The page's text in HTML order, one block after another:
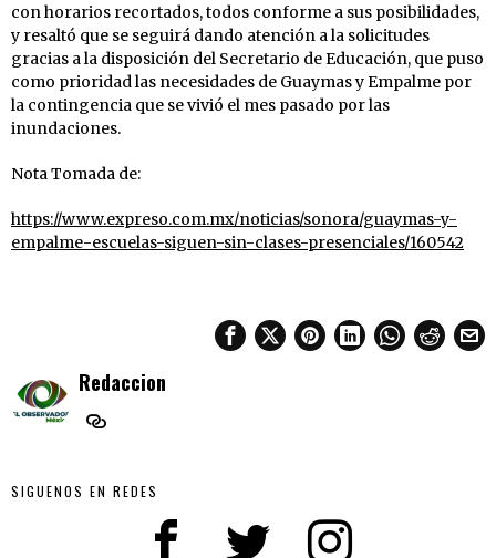
con horarios recortados, todos conforme a sus posibilidades,
y resaltó que se seguirá dando atención a la solicitudes
gracias a la disposición del Secretario de Educación, que puso
como prioridad las necesidades de Guaymas y Empalme por
la contingencia que se vivió el mes pasado por las
inundaciones.
Nota Tomada de:
https://www.expreso.com.mx/noticias/sonora/guaymas-y-
empalme-escuelas-siguen-sin-clases-presenciales/160542
Redaccion
SIGUENOS EN REDES